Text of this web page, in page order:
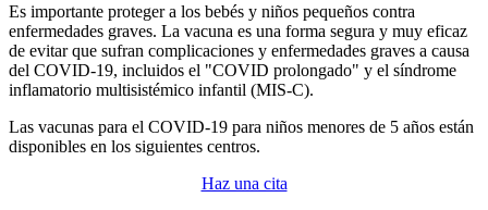
Es importante proteger a los bebés y niños pequeños contra
enfermedades graves. La vacuna es una forma segura y muy eficaz
de evitar que sufran complicaciones y enfermedades graves a causa
del COVID-19, incluidos el "COVID prolongado" y el síndrome
inflamatorio multisistémico infantil (MIS-C).
Las vacunas para el COVID-19 para niños menores de 5 años están
disponibles en los siguientes centros.
Haz una cita